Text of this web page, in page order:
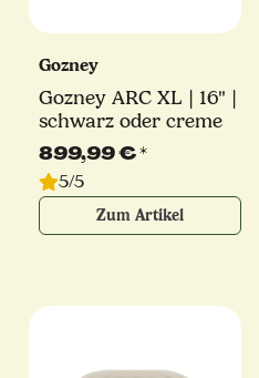
Gozney
Gozney ARC XL | 16" |
schwarz oder creme
899,99 €*
5/5
Zum Artikel